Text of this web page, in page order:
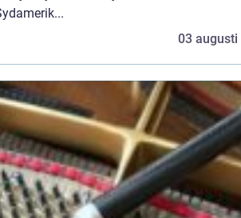
03 augusti